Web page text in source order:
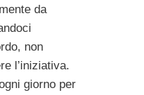
da
non
l’iniziativa.
giorno per